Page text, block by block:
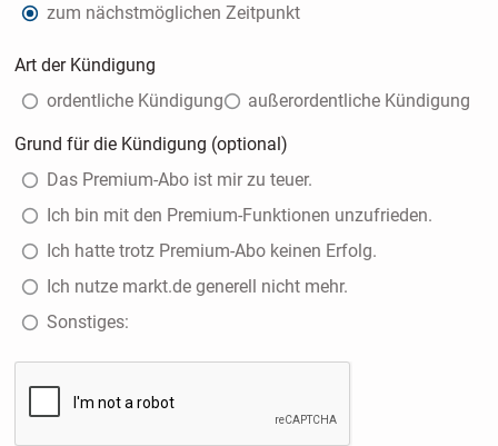
zum nächstmöglichen Zeitpunkt
Art der Kündigung
ordentliche Kündigung
außerordentliche Kündigung
Grund für die Kündigung (optional)
Das Premium-Abo ist mir zu teuer.
Ich bin mit den Premium-Funktionen unzufrieden.
Ich hatte trotz Premium-Abo keinen Erfolg.
Ich nutze markt.de generell nicht mehr.
Sonstiges: